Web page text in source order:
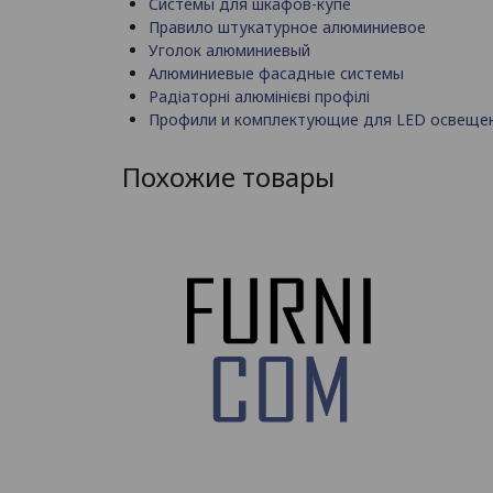
Правило штукатурное алюминиевое
Уголок алюминиевый
Алюминиевые фасадные системы
Радіаторні алюмінієві профілі
Профили и комплектующие для LED
Похожие товары